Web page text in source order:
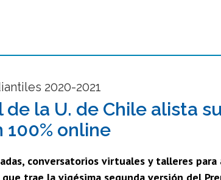
Nutrición y Tecnología de
2020-2021
de la U. de Chile alista
online
conversatorios virtuales y talleres
trae la vigésima segunda versión del